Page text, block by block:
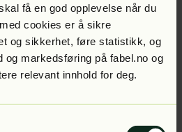
få en god opplevelse når du
cookies er å sikre
og sikkerhet, føre statistikk, og
og markedsføring på fabel.no og
relevant innhold for deg.